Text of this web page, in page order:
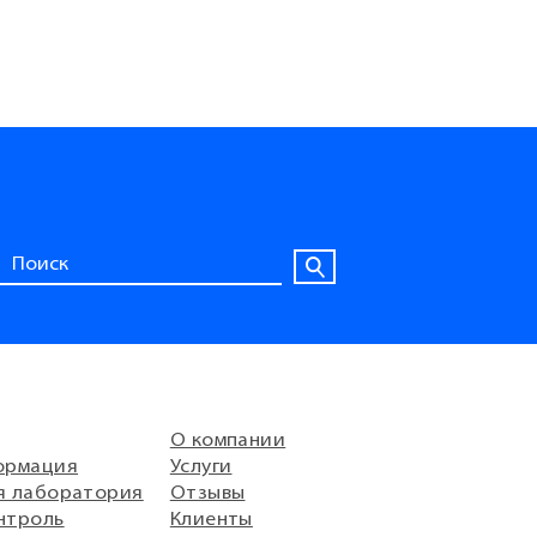
лаборатория
О компании
Услуги
Отзывы
Клиенты